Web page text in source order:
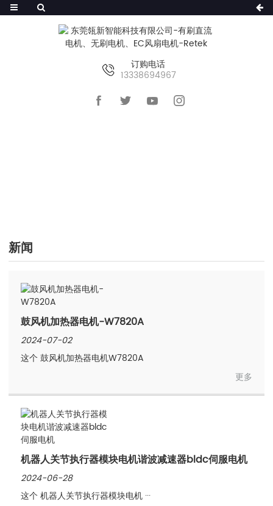
订购电话
13338694967
新闻
鼓风机加热器电机-W7820A
2024-07-02
这个 鼓风机加热器电机W7820A
更多
机器人关节执行器模块电机谐波减速器bldc伺服电机
2024-06-28
这个 机器人关节执行器模块电机 ···